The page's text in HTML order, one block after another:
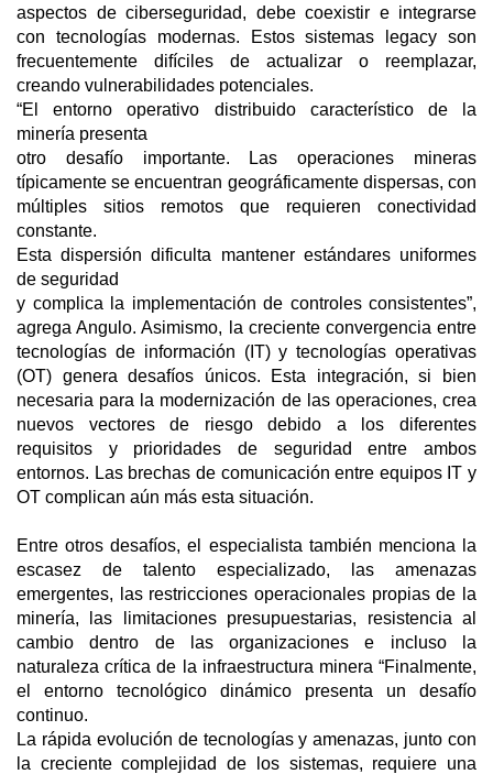
aspectos de ciberseguridad, debe coexistir e integrarse
con tecnologías modernas. Estos sistemas legacy son
frecuentemente difíciles de actualizar o reemplazar,
creando vulnerabilidades potenciales.
“El entorno operativo distribuido característico de la
minería presenta
otro desafío importante. Las operaciones mineras
típicamente se encuentran geográficamente dispersas, con
múltiples sitios remotos que requieren conectividad
constante.
Esta dispersión dificulta mantener estándares uniformes
de seguridad
y complica la implementación de controles consistentes”,
agrega Angulo. Asimismo, la creciente convergencia entre
tecnologías de información (IT) y tecnologías operativas
(OT) genera desafíos únicos. Esta integración, si bien
necesaria para la modernización de las operaciones, crea
nuevos vectores de riesgo debido a los diferentes
requisitos y prioridades de seguridad entre ambos
entornos. Las brechas de comunicación entre equipos IT y
OT complican aún más esta situación.
Entre otros desafíos, el especialista también menciona la
escasez de talento especializado, las amenazas
emergentes, las restricciones operacionales propias de la
minería, las limitaciones presupuestarias, resistencia al
cambio dentro de las organizaciones e incluso la
naturaleza crítica de la infraestructura minera “Finalmente,
el entorno tecnológico dinámico presenta un desafío
continuo.
La rápida evolución de tecnologías y amenazas, junto con
la creciente complejidad de los sistemas, requiere una